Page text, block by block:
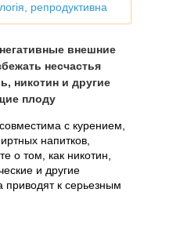
репродуктивна
внешние
несчастья
никотин и другие
плоду
с курением,
напитков,
о том, как никотин,
и другие
приводят к серьезным